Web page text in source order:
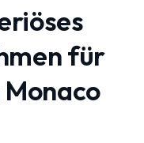
für